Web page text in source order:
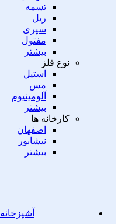
تسمه
ریل
سپری
مفتول
بیشتر
نوع فلز
استیل
مس
آلومینیوم
بیشتر
کارخانه ها
اصفهان
نیشابور
بیشتر
آشپزخانه